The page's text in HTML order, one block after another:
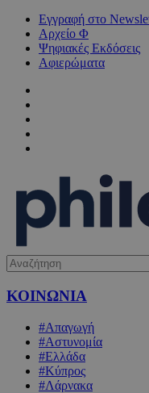
Εγγραφή στο
Αρχείο Φ
Ψηφιακές Εκδόσεις
Αφιερώματα
ΚΟΙΝΩΝΙΑ
#Απαγωγή
#Αστυνομία
#Ελλάδα
#Κύπρος
#Λάρνακα